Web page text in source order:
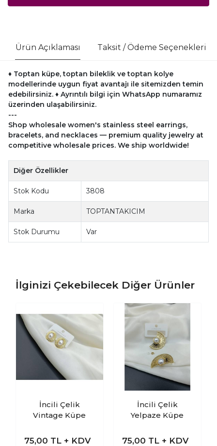
Ürün Açıklaması Taksit / Ödeme Seçenekleri
♦ Toptan küpe, toptan bileklik ve toptan kolye
modellerinde uygun fiyat avantajı ile sitemizden temin
edebilirsiniz. ♦ Ayrıntılı bilgi için WhatsApp numaramız
üzerinden ulaşabilirsiniz.
---
Shop wholesale women's stainless steel earrings,
bracelets, and necklaces — premium quality jewelry at
competitive wholesale prices. We ship worldwide!
Diğer Özellikler
Stok Kodu 3808
Marka TOPTANTAKICIM
Stok Durumu Var
İlginizi Çekebilecek Diğer Ürünler
İncili Çelik
Vintage Küpe
75,00 TL + KDV
İncili Çelik
Yelpaze Küpe
75,00 TL + KDV